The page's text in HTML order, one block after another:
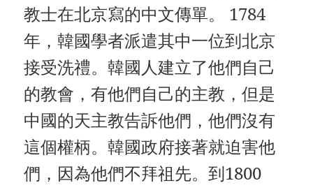
教士在北京寫的中文傳單。 1784
年，韓國學者派遣其中一位到北京
接受洗禮。韓國人建立了他們自己
的教會，有他們自己的主教，但是
中國的天主教告訴他們，他們沒有
這個權柄。韓國政府接著就迫害他
們，因為他們不拜祖先。到1800